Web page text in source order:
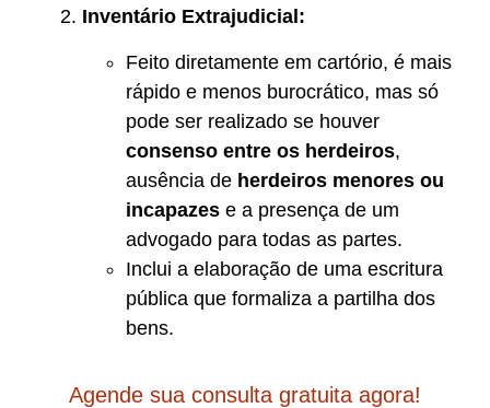
Inventário Extrajudicial:
Feito diretamente em cartório, é mais
rápido e menos burocrático, mas só
pode ser realizado se houver
consenso entre os herdeiros,
ausência de herdeiros menores ou
incapazes e a presença de um
advogado para todas as partes.
Inclui a elaboração de uma escritura
pública que formaliza a partilha dos
bens.
Agende sua consulta gratuita agora!